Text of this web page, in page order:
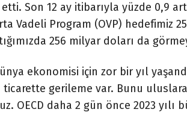
Son 12 ay itibarıyla yüzde 0,9
Vadeli Program (OVP) hedefimiz
256 milyar doları da
ekonomisi için zor bir yıl
ticarette gerileme var. Bunu
OECD daha 2 gün önce 2023